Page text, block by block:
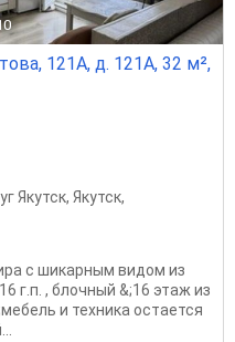
121А, д. 121А, 32 м²,
Якутск, Якутск,
с шикарным видом из
г.п. , блочный &;16 этаж из
и техника остается